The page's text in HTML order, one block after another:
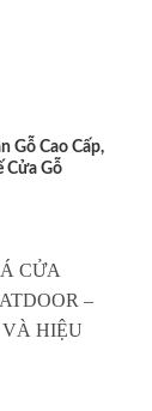
Gỗ Cao Cấp,
Cửa Gỗ